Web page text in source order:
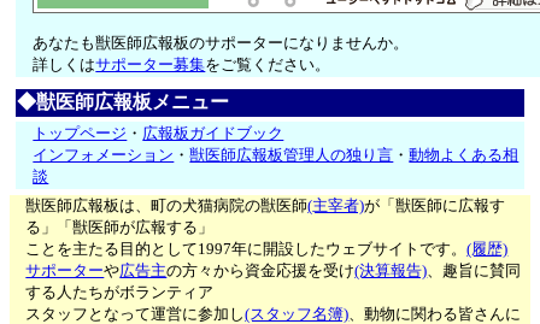
あなたも獣医師広報板のサポーターになりませんか。
詳しくはサポーター募集をご覧ください。
◆獣医師広報板メニュー
トップページ ・ 広報板ガイドブック
インフォメーション ・獣医師広報板管理人の独り言 ・動物よくある相
談
獣医師広報板は、町の犬猫病院の獣医師(主宰者)が「獣医師に広報す
る」「獣医師が広報する」
ことを主たる目的として1997年に開設したウェブサイトです。(履歴)
サポーターや広告主の方々から資金応援を受け(決算報告)、趣旨に賛同
する人たちがボランティア
スタッフとなって運営に参加し(スタッフ名簿)、動物に関わる皆さんに